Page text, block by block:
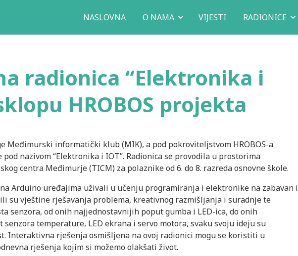
NASLOVNA O NAMA VIJESTI RADIONICE
radionica “Elektronika i
HROBOS projekta
Međimurski informatički klub (MIK), a pod pokroviteljstvom HROBOS-a
nazivom “Elektronika i IOT”. Radionica se provodila u prostorima
centra Međimurje (TICM) za polaznike od 6. do 8. razreda osnovne škole.
Arduino uređajima uživali u učenju programiranja i elektronike na zabavan i
su vještine rješavanja problema, kreativnog razmišljanja i suradnje te
senzora, od onih najjednostavnijih poput gumba i LED-ica, do onih
temperature, LED ekrana i servo motora, svaku svoju ideju su
Interaktivna rješenja osmišljena na ovoj radionici mogu se koristiti u
rješenja kojim si možemo olakšati život.